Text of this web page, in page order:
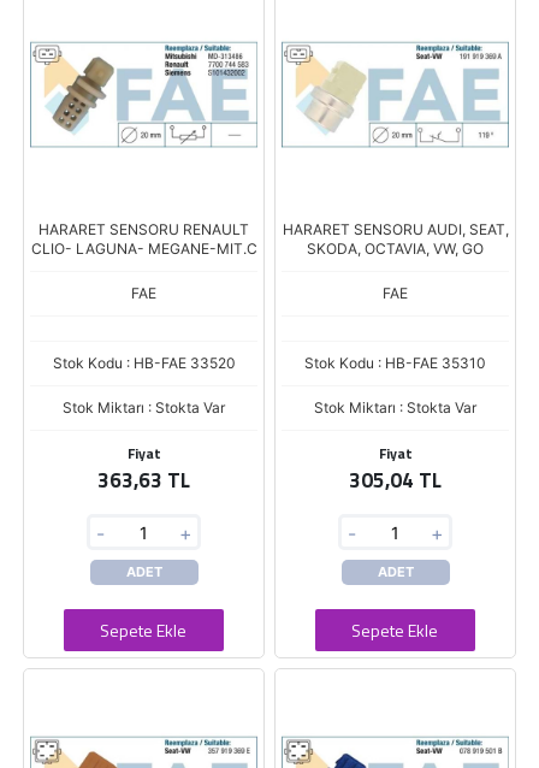
HARARET SENSORU RENAULT
CLIO- LAGUNA- MEGANE-MIT.C
FAE
Stok Kodu : HB-FAE 33520
Stok Miktarı : Stokta Var
Fiyat
363,63 TL
- +
ADET
Sepete Ekle
HARARET SENSORU AUDI, SEAT,
SKODA, OCTAVIA, VW, GO
FAE
Stok Kodu : HB-FAE 35310
Stok Miktarı : Stokta Var
Fiyat
305,04 TL
- +
ADET
Sepete Ekle